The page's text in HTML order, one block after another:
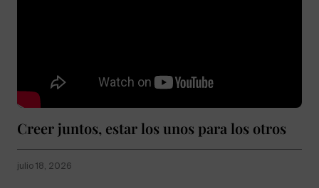
Creer juntos, estar los unos para los otros
julio 18, 2026